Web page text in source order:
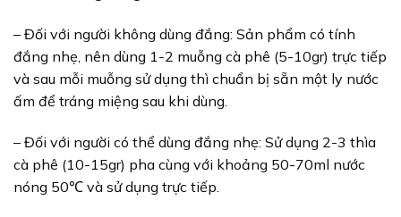
– Đối với người không dùng đắng: Sản phẩm có tính
đắng nhẹ, nên dùng 1-2 muỗng cà phê (5-10gr) trực tiếp
và sau mỗi muỗng sử dụng thì chuẩn bị sẵn một ly nước
ấm để tráng miệng sau khi dùng.
– Đối với người có thể dùng đắng nhẹ: Sử dụng 2-3 thìa
cà phê (10-15gr) pha cùng với khoảng 50-70ml nước
nóng 50℃ và sử dụng trực tiếp.